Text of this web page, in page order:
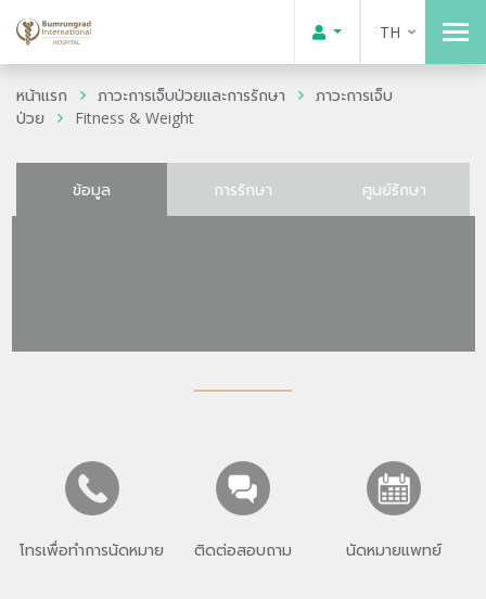
TH
หน้าแรก ภาวะการเจ็บป่วยและการรักษา
ภาวะการเจ็บ
ป่วย
Fitness & Weight
ข้อมูล การรักษา ศูนย์รักษา
โทรเพื่อทำการนัดหมาย ติดต่อสอบถาม นัดหมายแพทย์